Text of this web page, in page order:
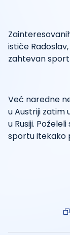
ističe
zahtevan sport.
Već naredne
u Austriji zatim
u Rusiji.
sportu itekako